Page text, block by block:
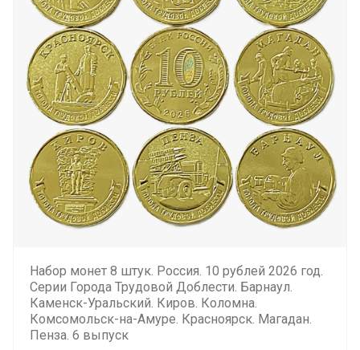
Набор монет 8 штук. Россия. 10 рублей 2026 год.
Серии Города Трудовой Доблести. Барнаул.
Каменск-Уральский. Киров. Коломна.
Комсомольск-на-Амуре. Красноярск. Магадан.
Пенза. 6 выпуск